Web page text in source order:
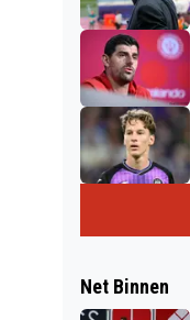
Net Binnen